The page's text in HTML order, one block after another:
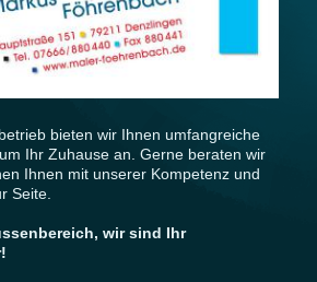
bieten wir Ihnen umfangreiche
Ihr Zuhause an. Gerne beraten wir
Ihnen mit unserer Kompetenz und
Seite.
wir sind Ihr